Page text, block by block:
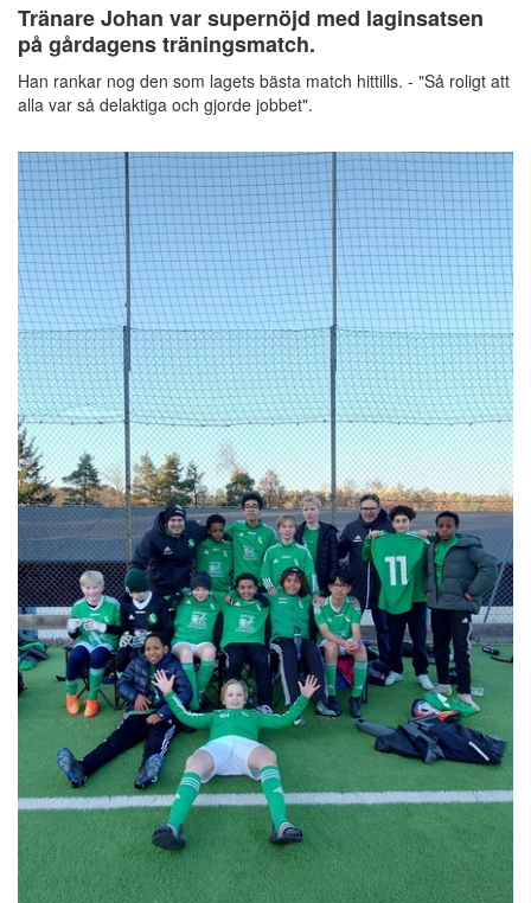
Tränare Johan var supernöjd med laginsatsen
på gårdagens träningsmatch.
Han rankar nog den som lagets bästa match hittills. - "Så roligt att
alla var så delaktiga och gjorde jobbet".